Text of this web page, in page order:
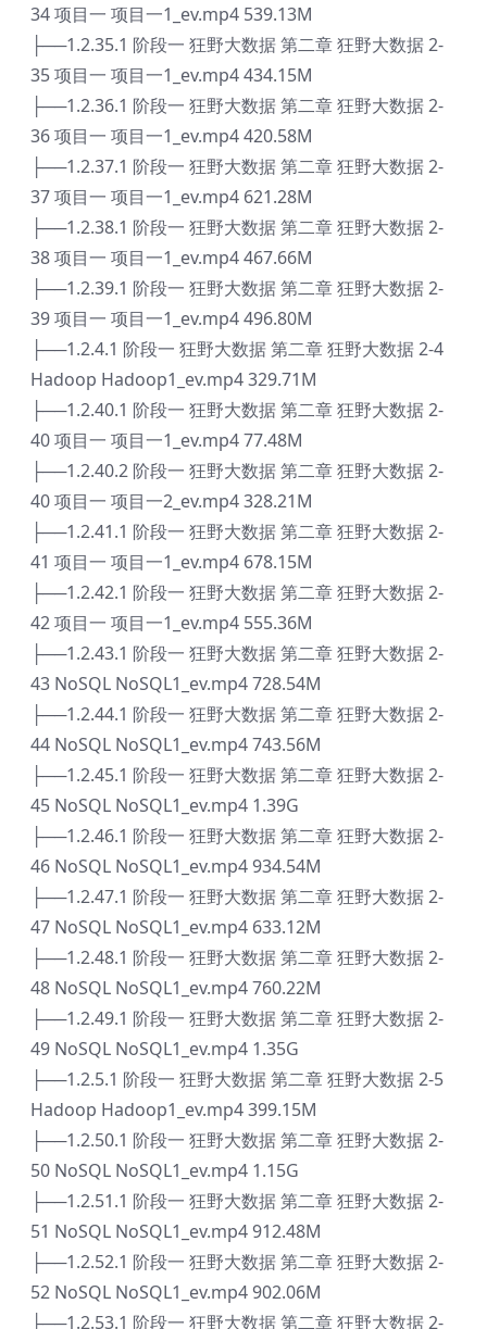
34 项目一 项目一1_ev.mp4 539.13M
├──1.2.35.1 阶段一 狂野大数据 第二章 狂野大数据 2-
35 项目一 项目一1_ev.mp4 434.15M
├──1.2.36.1 阶段一 狂野大数据 第二章 狂野大数据 2-
36 项目一 项目一1_ev.mp4 420.58M
├──1.2.37.1 阶段一 狂野大数据 第二章 狂野大数据 2-
37 项目一 项目一1_ev.mp4 621.28M
├──1.2.38.1 阶段一 狂野大数据 第二章 狂野大数据 2-
38 项目一 项目一1_ev.mp4 467.66M
├──1.2.39.1 阶段一 狂野大数据 第二章 狂野大数据 2-
39 项目一 项目一1_ev.mp4 496.80M
├──1.2.4.1 阶段一 狂野大数据 第二章 狂野大数据 2-4
Hadoop Hadoop1_ev.mp4 329.71M
├──1.2.40.1 阶段一 狂野大数据 第二章 狂野大数据 2-
40 项目一 项目一1_ev.mp4 77.48M
├──1.2.40.2 阶段一 狂野大数据 第二章 狂野大数据 2-
40 项目一 项目一2_ev.mp4 328.21M
├──1.2.41.1 阶段一 狂野大数据 第二章 狂野大数据 2-
41 项目一 项目一1_ev.mp4 678.15M
├──1.2.42.1 阶段一 狂野大数据 第二章 狂野大数据 2-
42 项目一 项目一1_ev.mp4 555.36M
├──1.2.43.1 阶段一 狂野大数据 第二章 狂野大数据 2-
43 NoSQL NoSQL1_ev.mp4 728.54M
├──1.2.44.1 阶段一 狂野大数据 第二章 狂野大数据 2-
44 NoSQL NoSQL1_ev.mp4 743.56M
├──1.2.45.1 阶段一 狂野大数据 第二章 狂野大数据 2-
45 NoSQL NoSQL1_ev.mp4 1.39G
├──1.2.46.1 阶段一 狂野大数据 第二章 狂野大数据 2-
46 NoSQL NoSQL1_ev.mp4 934.54M
├──1.2.47.1 阶段一 狂野大数据 第二章 狂野大数据 2-
47 NoSQL NoSQL1_ev.mp4 633.12M
├──1.2.48.1 阶段一 狂野大数据 第二章 狂野大数据 2-
48 NoSQL NoSQL1_ev.mp4 760.22M
├──1.2.49.1 阶段一 狂野大数据 第二章 狂野大数据 2-
49 NoSQL NoSQL1_ev.mp4 1.35G
├──1.2.5.1 阶段一 狂野大数据 第二章 狂野大数据 2-5
Hadoop Hadoop1_ev.mp4 399.15M
├──1.2.50.1 阶段一 狂野大数据 第二章 狂野大数据 2-
50 NoSQL NoSQL1_ev.mp4 1.15G
├──1.2.51.1 阶段一 狂野大数据 第二章 狂野大数据 2-
51 NoSQL NoSQL1_ev.mp4 912.48M
├──1.2.52.1 阶段一 狂野大数据 第二章 狂野大数据 2-
52 NoSQL NoSQL1_ev.mp4 902.06M
├──1.2.53.1 阶段一 狂野大数据 第二章 狂野大数据 2-